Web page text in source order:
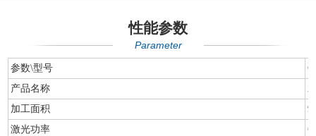
性能参数
Parameter
参数\型号
产品名称
加工面积
激光功率